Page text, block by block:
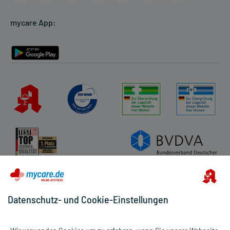
Rückgabe/Widerruf
mycare App:
Datenschutz- und Cookie-Einstellungen